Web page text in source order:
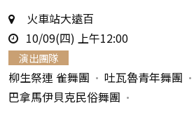
地
點
火車站大遠百
時
間
10/09(四) 上午12:00
演出團隊
柳生祭連 雀舞團 吐瓦魯青年舞團
巴拿馬伊貝克民俗舞團